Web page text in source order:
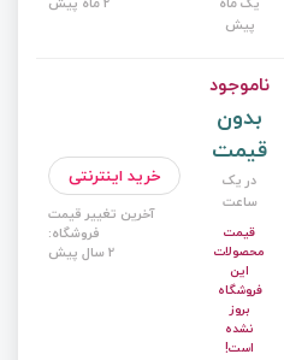
پیش
ناموجود
بدون
قیمت
در یک
ساعت
قیمت
محصولات
این
فروشگاه
بروز
نشده
است!
خرید اینترنتی
آخرین تغییر قیمت
فروشگاه:
2 سال پیش